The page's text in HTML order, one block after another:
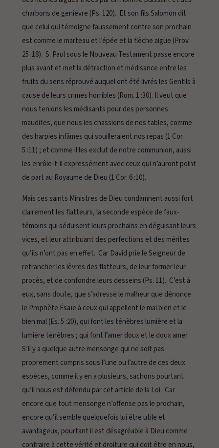
charbons de genièvre (Ps. 120). Et son fils Salomon dit
que celui qui témoigne faussement contre son prochain
est comme le marteau et l’épée et la flèche aigüe (Prov.
25 :18). S. Paul sous le Nouveau Testament passe encore
plus avant et met la détraction et médisance entre les
fruits du sens réprouvé auquelont été livrés les Gentils à
cause de leurs crimes horribles (Rom. 1 :30). Il veut que
nous tenions les médisants pourdes personnes
maudites, que nous les chassions de nos tables, comme
des harpies infâmes qui souilleraient nos repas (1 Cor.
5 :11) ; et comme il les exclut de notre communion, aussi
les enrôle-t-il expressément avec ceux qui n’auront point
de part au Royaume de Dieu (1 Cor. 6 :10).
Mais ces saints Ministres de Dieu condamnent aussi fort
clairement lesflatteurs, la seconde espèce de faux-
témoins qui séduisent leurs prochains en déguisant leurs
vices, et leur attribuant des perfections et des mérites
qu’ils n’ont pas en effet. Car David prie le Seigneurde
retrancher les lèvres des flatteurs, de leur former leur
procès, et de confondre leurs desseins (Ps. 11). C’est à
eux, sans doute, que s’adresse le malheur que dénonce
le Prophète Ésaïe à ceux qui appellent le mal bien et le
bien mal(Es. 5 :20), qui font les ténèbres lumière et la
lumière ténèbres ; qui font l’amer doux et le doux amer.
S’il y a quelque autre mensonge qui ne soit pas
proprement compris sous l’une ou l’autre de ces deux
espèces, comme il y en a plusieurs, sachons pourtant
qu’il nous est défendu par cet article de la Loi. Car
encore que tout mensonge n’offense pas le prochain,
encore qu’il semble quelquefois lui être utile et
avantageux, pourtant il est désagréable à Dieu comme
contraire à cette vérité et droiture qui doit être en nous,